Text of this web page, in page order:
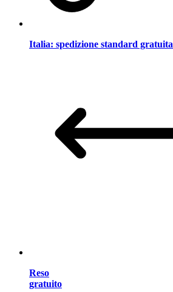
Italia: spedizione standard gratuita
Reso
gratuito